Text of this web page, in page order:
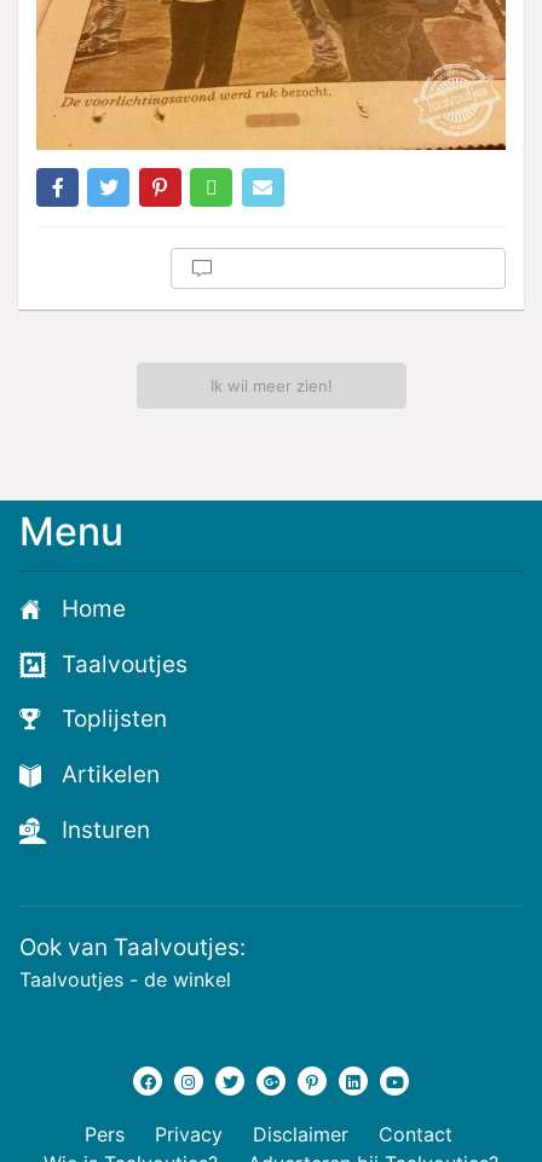
Ik wil meer zien!
Menu
Home
Taalvoutjes
Toplijsten
Artikelen
Insturen
Ook van Taalvoutjes:
Taalvoutjes - de winkel
Pers Privacy Disclaimer
Contact